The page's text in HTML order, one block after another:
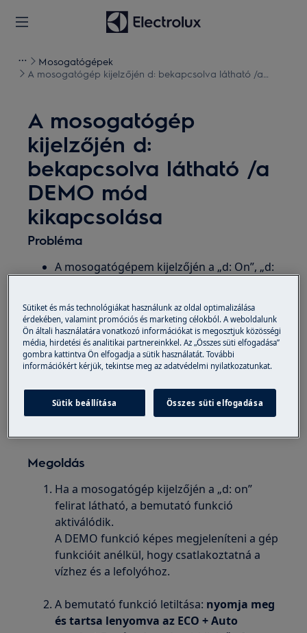
Mosogatógépek
A mosogatógép kijelzőjén d: bekapcsolva látható /a
A mosogatógép
kijelzőjén d:
bekapcsolva látható /a
DEMO mód
kikapcsolása
Probléma
A mosogatógépem kijelzőjén a „d: On”, „d:
kikapcsolni?
Az indítási animáció 3 másodpercig tart és
kikapcsol, a mosogatógép nem indítja el a
programot
Vonatkozik
Megoldás
Ha a mosogatógép kijelzőjén a „d: on”
felirat látható, a bemutató funkció
aktiválódik.
A DEMO funkció képes megjeleníteni a gép
funkcióit anélkül, hogy csatlakoztatná a
vízhez és a lefolyóhoz.
A bemutató funkció letiltása: nyomja meg
és tartsa lenyomva az ECO + Auto
Sütiket és más technológiákat használunk az oldal optimalizálása
érdekében, valamint promóciós és marketing célokból. A weboldalunk
Ön általi használatára vonatkozó információkat is megosztjuk közösségi
média, hirdetési és analitikai partnereinkkel. Az „Összes süti elfogadása”
gombra kattintva Ön elfogadja a sütik használatát. További
információkért kérjük, tekintse meg az adatvédelmi nyilatkozatunkat.
Sütik beállítása Összes süti elfogadása